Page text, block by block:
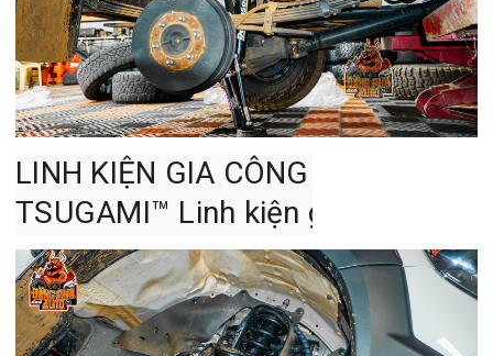
LINH KIỆN GIA CÔNG CNC
TSUGAMI™ Linh kiện gia công